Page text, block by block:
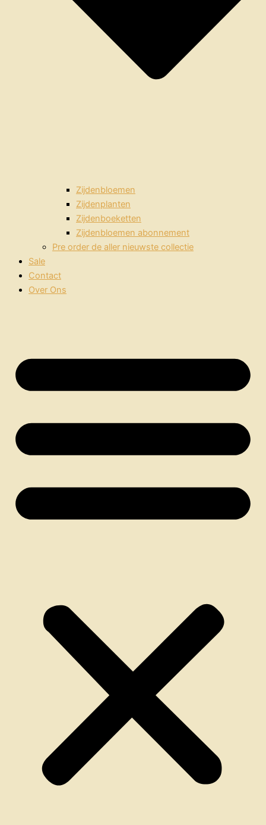
Zijdenbloemen
Zijdenplanten
Zijdenboeketten
Zijdenbloemen abonnement
Pre order de aller nieuwste collectie
Sale
Contact
Over Ons